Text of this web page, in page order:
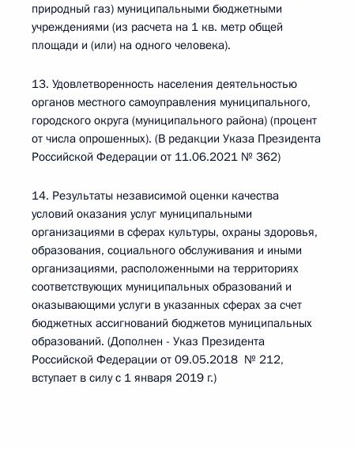
природный газ) муниципальными бюджетными
учреждениями (из расчета на 1 кв. метр общей
площади и (или) на одного человека).
13. Удовлетворенность населения деятельностью
органов местного самоуправления муниципального,
городского округа (муниципального района) (процент
от числа опрошенных). (В редакции Указа Президента
Российской Федерации от 11.06.2021 № 362)
14. Результаты независимой оценки качества
условий оказания услуг муниципальными
организациями в сферах культуры, охраны здоровья,
образования, социального обслуживания и иными
организациями, расположенными на территориях
соответствующих муниципальных образований и
оказывающими услуги в указанных сферах за счет
бюджетных ассигнований бюджетов муниципальных
образований. (Дополнен - Указ Президента
Российской Федерации от 09.05.2018 № 212,
вступает в силу с 1 января 2019 г.)